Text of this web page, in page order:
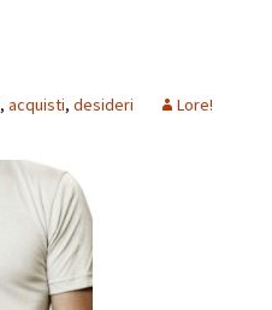
, acquisti, desideri Lore!